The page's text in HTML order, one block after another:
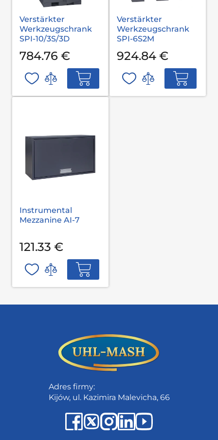
Verstärkter
Werkzeugschrank
SPI-10/3S/3D
784.76 €
Verstärkter
Werkzeugschrank
SPI-6S2M
924.84 €
Instrumental
Mezzanine AI-7
121.33 €
Adres firmy:
Kijów, ul. Kazimira Malevicha, 66